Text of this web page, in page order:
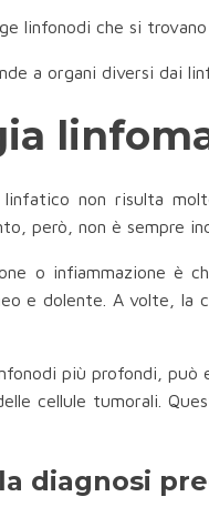
linfonodi che si
a organi diversi dai
linfatico non risulta
però, non è sempre
o infiammazione è
e dolente. A volte, la
più profondi,
cellule tumorali.
diagnosi